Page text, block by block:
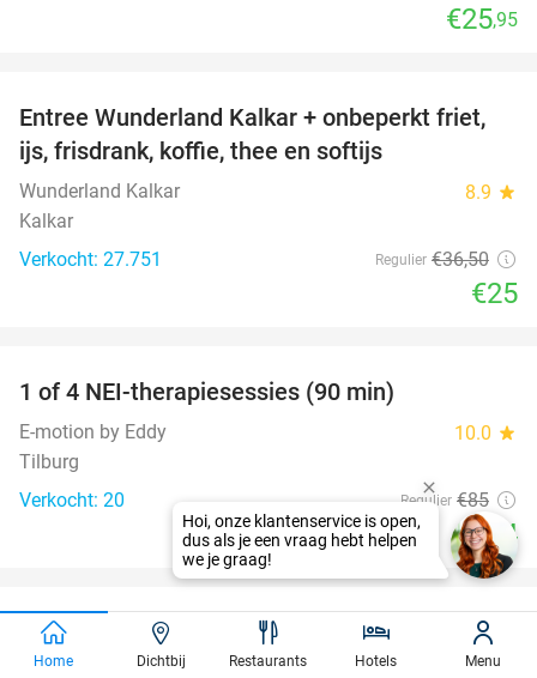
€25,95
32%
Entree Wunderland Kalkar + onbeperkt friet,
ijs, frisdrank, koffie, thee en softijs
Wunderland Kalkar 8.9 star
Kalkar
Verkocht: 27.751
Regulier €36,50
€25
1 of 4 NEI-therapiesessies (90 min)
E-motion by Eddy 10.0 star
Tilburg
Verkocht: 20
Regulier €85
€24
25%
favorite_border
Meet and feed + drankje + gebak of lekkernij
voor kinderen
Home Dichtbij Restaurants Hotels Menu